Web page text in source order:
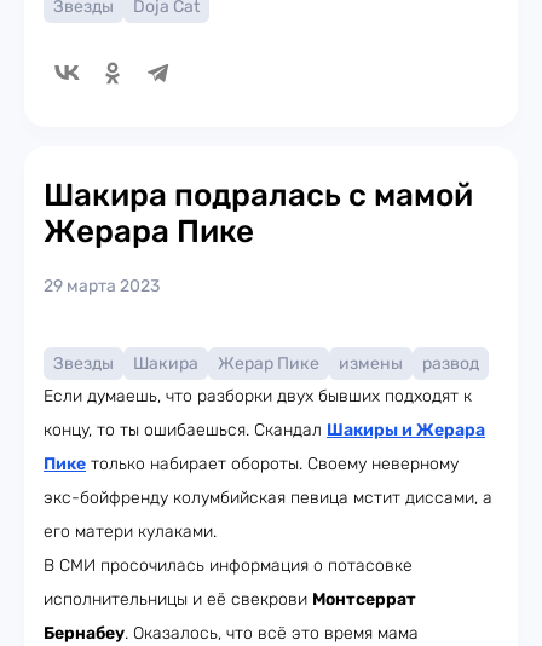
Звезды Doja Cat
Шакира подралась с мамой
Жерара Пике
29 марта 2023
Звезды Шакира Жерар Пике измены
развод
Если думаешь, что разборки двух бывших подходят к
концу, то ты ошибаешься. Скандал Шакиры и Жерара
Пике только набирает обороты. Своему неверному
экс-бойфренду колумбийская певица мстит диссами, а
его матери кулаками.
В СМИ просочилась информация о потасовке
исполнительницы и её свекрови Монтсеррат
Бернабеу. Оказалось, что всё это время мама